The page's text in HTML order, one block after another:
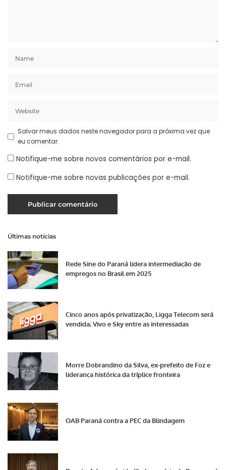
Salvar meus dados neste navegador para a próxima vez que
eu comentar.
Notifique-me sobre novos comentários por e-mail.
Notifique-me sobre novas publicações por e-mail.
Últimas notícias
Rede Sine do Paraná lidera intermediação de
empregos no Brasil em 2025
Cinco anos após privatização, Ligga Telecom será
vendida; Vivo e Sky entre as interessadas
Morre Dobrandino da Silva, ex-prefeito de Foz e
liderança histórica da tríplice fronteira
OAB Paraná contra a PEC da Blindagem